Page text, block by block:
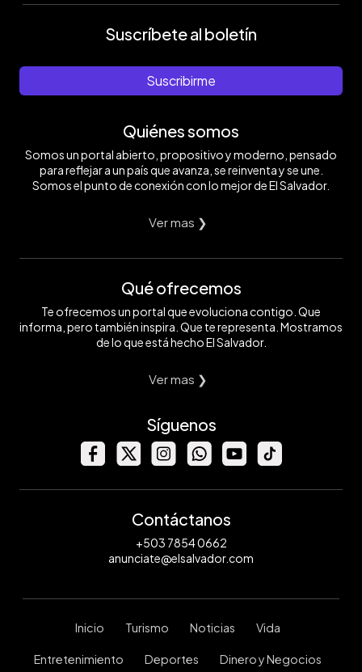
Suscríbete al boletín
Suscribirme
Quiénes somos
Somos un portal abierto, propositivo y moderno, pensado
para reflejar a un país que avanza, se reinventa y se une.
Somos el punto de conexión con lo mejor de El Salvador.
Ver mas ❯
Qué ofrecemos
Te ofrecemos un portal que evoluciona contigo. Que
informa, pero también inspira. Que te representa. Mostramos
de lo que está hecho El Salvador.
Ver mas ❯
Síguenos
Contáctanos
+503 7854 0662
anunciate@elsalvador.com
Inicio Turismo Noticias Vida
Entretenimiento Deportes Dinero y Negocios